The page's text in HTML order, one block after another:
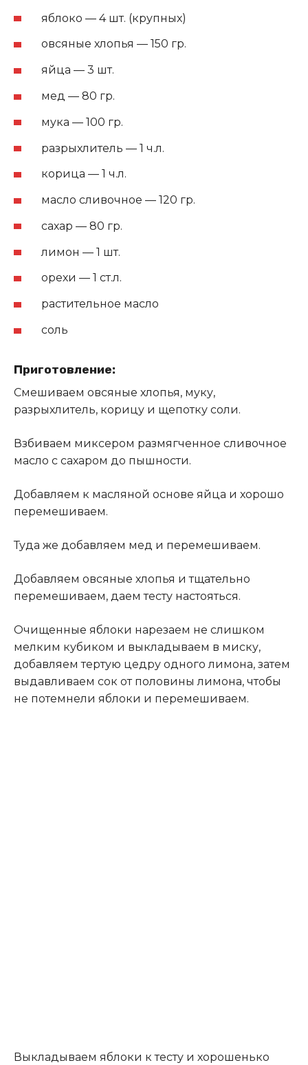
яблоко — 4 шт. (крупных)
овсяные хлопья — 150 гр.
яйца — 3 шт.
мед — 80 гр.
мука — 100 гр.
разрыхлитель — 1 ч.л.
корица — 1 ч.л.
масло сливочное — 120 гр.
сахар — 80 гр.
лимон — 1 шт.
орехи — 1 ст.л.
растительное масло
соль
Приготовление:
Смешиваем овсяные хлопья, муку,
разрыхлитель, корицу и щепотку соли.
Взбиваем миксером размягченное сливочное
масло с сахаром до пышности.
Добавляем к масляной основе яйца и хорошо
перемешиваем.
Туда же добавляем мед и перемешиваем.
Добавляем овсяные хлопья и тщательно
перемешиваем, даем тесту настояться.
Очищенные яблоки нарезаем не слишком
мелким кубиком и выкладываем в миску,
добавляем тертую цедру одного лимона, затем
выдавливаем сок от половины лимона, чтобы
не потемнели яблоки и перемешиваем.
Выкладываем яблоки к тесту и хорошенько